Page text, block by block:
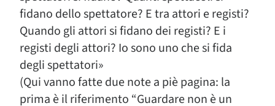
fidano dello spettatore? E tra attori e registi?
Quando gli attori si fidano dei registi? E i
registi degli attori? Io sono uno che si fida
degli spettatori»
(Qui vanno fatte due note a piè pagina: la
prima è il riferimento “Guardare non è un